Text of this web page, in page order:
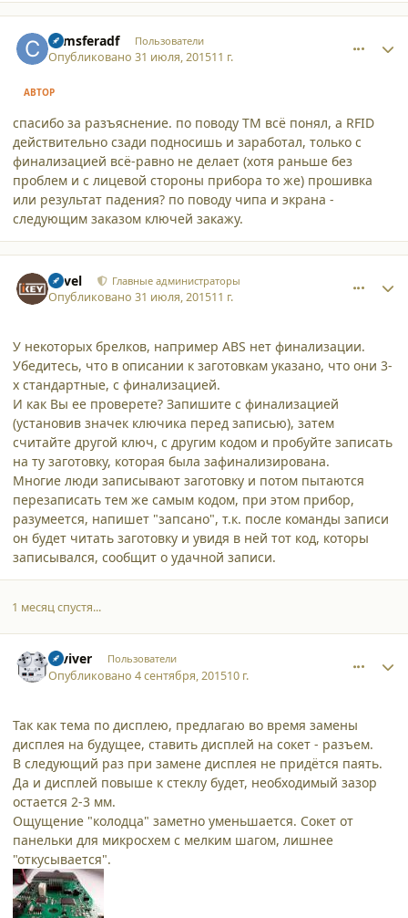
comsferadf Пользователи
Опубликовано31 июля, 201511 г.
АВТОР
спасибо за разъяснение. по поводу ТМ всё понял, а RFID
действительно сзади подносишь и заработал, только с
финализацией всё-равно не делает (хотя раньше без
проблем и с лицевой стороны прибора то же) прошивка
или результат падения? по поводу чипа и экрана -
следующим заказом ключей закажу.
Pavel Главные администраторы
Опубликовано31 июля, 201511 г.
У некоторых брелков, например ABS нет финализации.
Убедитесь, что в описании к заготовкам указано, что они 3-
х стандартные, с финализацией.
И как Вы ее проверете? Запишите с финализацией
(установив значек ключика перед записью), затем
считайте другой ключ, с другим кодом и пробуйте записать
на ту заготовку, которая была зафинализирована.
Многие люди записывают заготовку и потом пытаются
перезаписать тем же самым кодом, при этом прибор,
разумеется, напишет "запсано", т.к. после команды записи
он будет читать заготовку и увидя в ней тот код, которы
записывался, сообщит о удачной записи.
1 месяц спустя...
reviver Пользователи
Опубликовано4 сентября, 201510 г.
Так как тема по дисплею, предлагаю во время замены
дисплея на будущее, ставить дисплей на сокет - разъем.
В следующий раз при замене дисплея не придётся паять.
Да и дисплей повыше к стеклу будет, необходимый зазор
остается 2-3 мм.
Ощущение "колодца" заметно уменьшается. Сокет от
панельки для микросхем с мелким шагом, лишнее
"откусывается".